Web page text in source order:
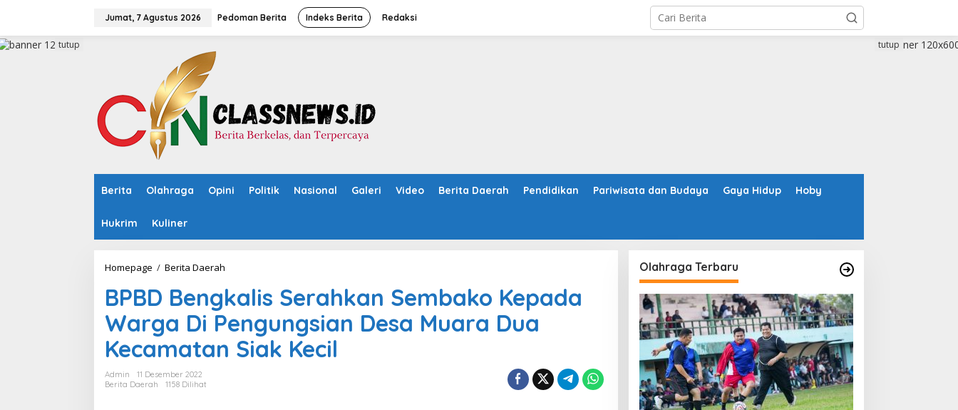
a
Jumat, 7 Agustus 2026 Pedoman Berita Indeks Berita Redaksi
Berita Olahraga Opini Politik Nasional Galeri Video Berita Daerah Pendidikan Pariwisata dan Budaya Gaya Hidup Hoby
Hukrim Kuliner
tutup tutup
Homepage / Berita Daerah
B
D
B
e
n
g
BPBD Bengkalis Serahkan Sembako Kepada
Warga Di Pengungsian Desa Muara Dua
Kecamatan Siak Kecil
Admin
11 Desember 2022
Berita Daerah
1158 Dilihat
Olahraga Terbaru